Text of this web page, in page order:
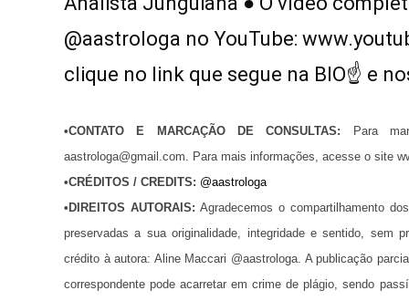
@aastrologa no YouTube:
clique no link que segue na BIO☝ e
•CONTATO E MARCAÇÃO DECONSULTAS:
Para
aastrologa@gmail.com. Para mais informações, acesse o site
•CRÉDITOS / CREDITS: @aastrologa
• DIREITOS AUTORAIS: Agradecemos o compartilhamento
preservadas a sua originalidade, integridade e sentido, sem
crédito à autora: Aline Maccari @aastrologa. A publicação
correspondente pode acarretar em crime de plágio, sendo